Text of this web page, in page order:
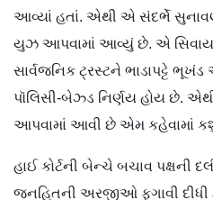
આવ્યાં હતાં. એથી એ સંદર્ભે
યુઝ આપવામાં આવ્યું છે. એ સિવાય
સાર્વજનિક ટ્રસ્ટને ભાડાપટ્ટે
પૉલિસી-બેઝ્ડ નિર્ણય હોય છે.
આપવામાં આવી છે એમ કહે‍વામાં
હાઈ કોર્ટની બેન્ચે બચાવ પક્ષની
જનહિતની અરજીઓ ફગાવી દીધી